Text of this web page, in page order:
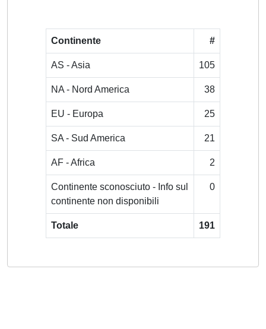
Continente #
AS - Asia 105
NA - Nord America 38
EU - Europa 25
SA - Sud America 21
AF - Africa 2
Continente sconosciuto - Info sul
continente non disponibili
0
Totale 191